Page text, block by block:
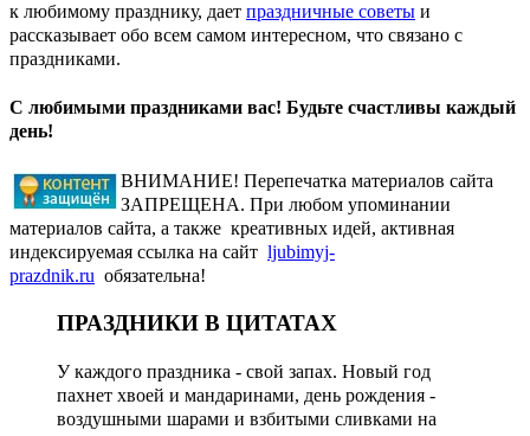
к любимому празднику, дает праздничные советы и
рассказывает обо всем самом интересном, что связано с
праздниками.
С любимыми праздниками вас! Будьте счастливы каждый
день!
ВНИМАНИЕ! Перепечатка материалов сайта
ЗАПРЕЩЕНА. При любом упоминании
материалов сайта, а также креативных идей, активная
индексируемая ссылка на сайт ljubimyj-
prazdnik.ru обязательна!
ПРАЗДНИКИ В ЦИТАТАХ
У каждого праздника - свой запах. Новый год
пахнет хвоей и мандаринами, день рождения -
воздушными шарами и взбитыми сливками на